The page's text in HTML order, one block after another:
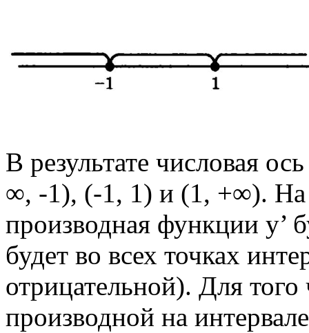
В результате числовая
∞, -1), (-1, 1) и (1, +∞). На
производная функции у’
будет во всех точках
отрицательной). Для
производной на